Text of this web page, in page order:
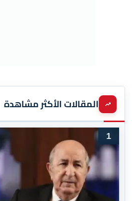
المقالات الأكثر مشاهدة
1